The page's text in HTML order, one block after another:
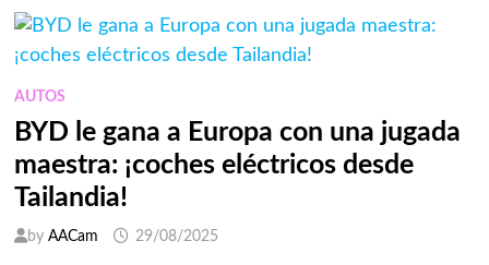
PARA
QUE
MUNDO
NO
SE
DETENGA
AUTOS
BYD le gana a Europa con una jugada
maestra: ¡coches eléctricos desde
Tailandia!
by AACam 29/08/2025